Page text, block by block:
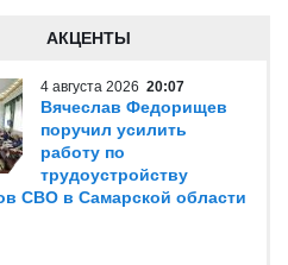
АКЦЕНТЫ
4 августа 2026 20:07
Вячеслав Федорищев
поручил усилить
работу по
трудоустройству
СВО в Самарской области